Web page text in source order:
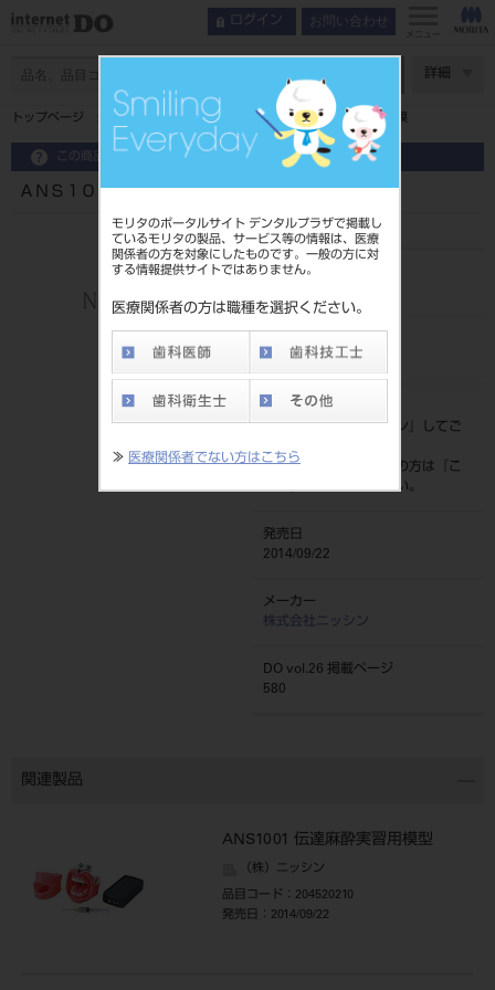
モリタのポータルサイト デンタルプラザで掲載し
ているモリタの製品、サービス等の情報は、医療
関係者の方を対象にしたものです。一般の方に対
する情報提供サイトではありません。
医療関係者の方は職種を選択ください。
≫ 医療関係者でない方はこちら
ログイン お問い合わせ
メニュー
詳細
トップページ ＡＮＳ１００１－ＧＬＬ－ＳＰ 下顎孔伝達麻酔粘膜
この商品に関するお問い合わせ
ＡＮＳ１００１－ＧＬＬ－ＳＰ 下顎孔伝達麻酔粘膜
品目コード
4994081388781
標準価格
価格の確認は『ログイン
』してご
ネット会員登録がまだの方は『
こ
ちら』より登録ください。
発売日
2014/09/22
メーカー
株式会社ニッシン
DO vol.26 掲載ページ
580
関連製品
ANS1001 伝達麻酔実習用模型
（株）ニッシン
品目コード ：204520210
発売日
：2014/09/22